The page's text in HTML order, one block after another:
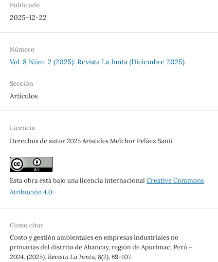
Publicado
2025-12-22
Número
Vol. 8 Núm. 2 (2025): Revista La Junta (Diciembre 2025)
Sección
Artículos
Licencia
Derechos de autor 2025 Arístides Melchor Peláez Santi
Esta obra está bajo una licencia internacional Creative Commons
Atribución 4.0.
Cómo citar
Costo y gestión ambientales en empresas industriales no
primarias del distrito de Abancay, región de Apurímac, Perú –
2024. (2025).Revista La Junta,8(2), 89-107.